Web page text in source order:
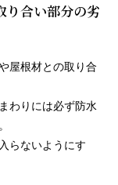
合い部分の劣
屋根材との取り合
わりには必ず防水
らないようにす